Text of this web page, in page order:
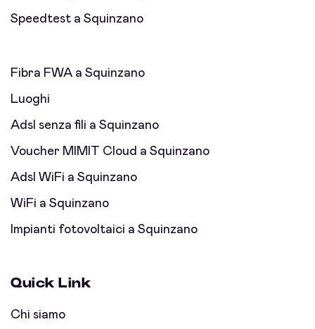
Speedtest a Squinzano
Fibra FWA a Squinzano
Luoghi
Adsl senza fili a Squinzano
Voucher MIMIT Cloud a Squinzano
Adsl WiFi a Squinzano
WiFi a Squinzano
Impianti fotovoltaici a Squinzano
Quick Link
Chi siamo